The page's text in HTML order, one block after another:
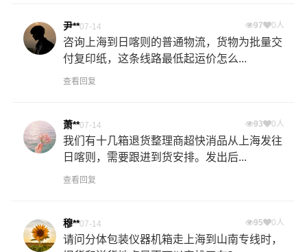
尹**07-14 97 0人
咨询上海到日喀则的普通物流，货物为批量交
付复印纸，这条线路最低起运价怎么...
查看回复
萧**07-14 93 0人
我们有十几箱退货整理商超快消品从上海发往
日喀则，需要跟进到货安排。发出后...
查看回复
穆**07-14 95 0人
请问分体包装仪器机箱走上海到山南专线时，